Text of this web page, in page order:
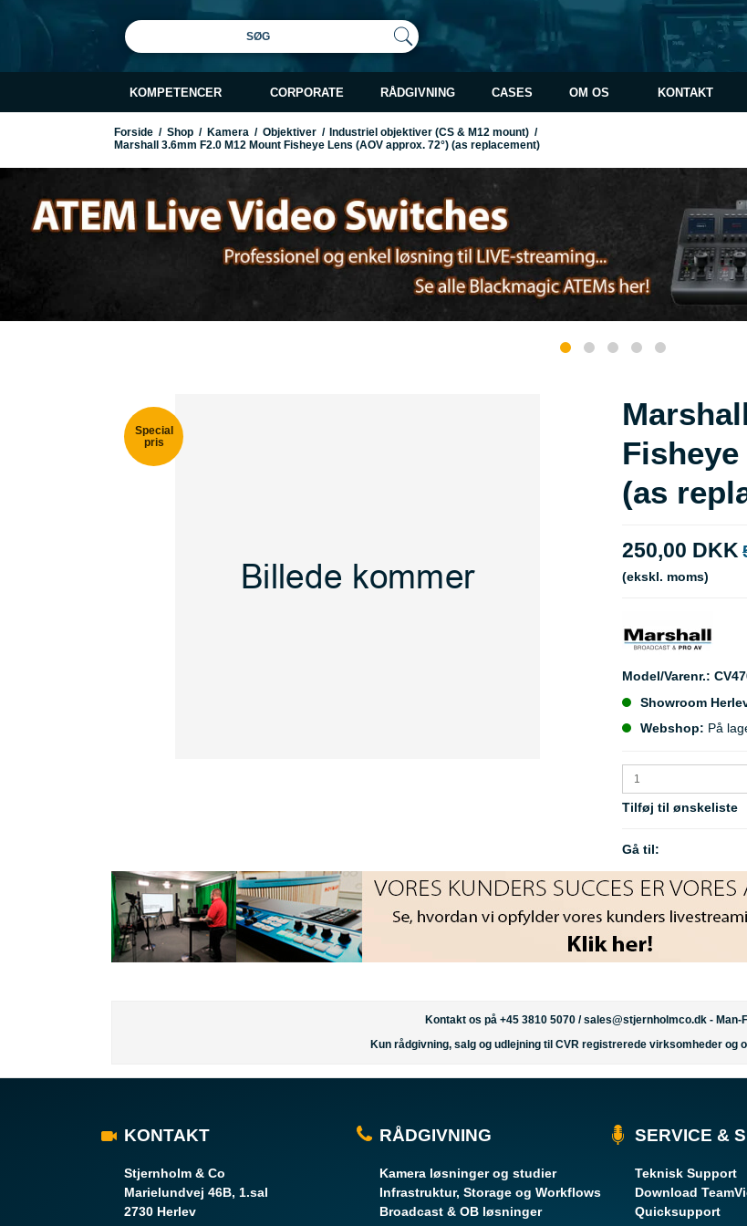
SØG
KOMPETENCER CORPORATE RÅDGIVNING CASES OM OS KONTAKT
Forside / Shop / Kamera / Objektiver / Industriel objektiver (CS & M12 mount) /
Marshall 3.6mm F2.0 M12 Mount Fisheye Lens (AOV approx. 72°) (as replacement)
Special
pris
Fisheye
(as
250,00 DKK
(ekskl. moms)
Model/Varenr.:
Showroom
Webshop: På
Tilføj til ønskeliste
Gå til:
Kontakt os på +45 3810 5070 /sales@stjernholmco.dk- Man-
Kun rådgivning, salg og udlejning til CVR registrerede virksomheder og
KONTAKT
Stjernholm & Co
Marielundvej 46B, 1.sal
2730 Herlev
RÅDGIVNING
Kamera løsninger og studier
Infrastruktur, Storage og Workflows
Broadcast & OB løsninger
SERVICE &
Teknisk Support
Download
Quicksupport